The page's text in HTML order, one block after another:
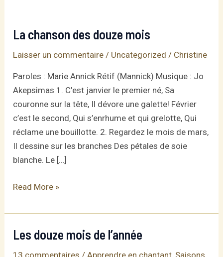
La chanson des douze mois
Laisser un commentaire / Uncategorized / Christine
Paroles : Marie Annick Rétif (Mannick) Musique : Jo
Akepsimas 1. C’est janvier le premier né, Sa
couronne sur la tête, Il dévore une galette! Février
c’est le second, Qui s’enrhume et qui grelotte, Qui
réclame une bouillotte. 2. Regardez le mois de mars,
Il dessine sur les branches Des pétales de soie
blanche. Le […]
La
des
douze
mois
Read More »
Les douze mois de l’année